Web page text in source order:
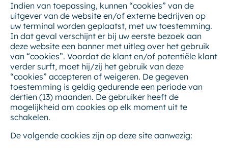
Indien van toepassing, kunnen “cookies” van de
uitgever van de website en/of externe bedrijven op
uw terminal worden geplaatst, met uw toestemming.
In dat geval verschijnt er bij uw eerste bezoek aan
deze website een banner met uitleg over het gebruik
van “cookies”. Voordat de klant en/of potentiële klant
verder surft, moet hij/zij het gebruik van deze
“cookies” accepteren of weigeren. De gegeven
toestemming is geldig gedurende een periode van
dertien (13) maanden. De gebruiker heeft de
mogelijkheid om cookies op elk moment uit te
schakelen.
De volgende cookies zijn op deze site aanwezig: